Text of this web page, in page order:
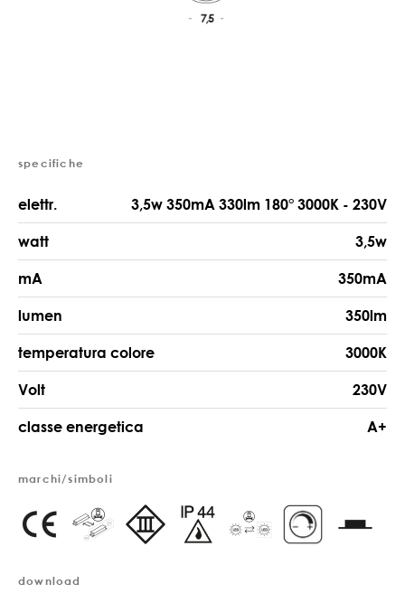
specifiche
elettr. 3,5w 350mA 330lm 180° 3000K - 230V
watt 3,5w
mA 350mA
lumen 350lm
temperatura colore 3000K
Volt 230V
classe energetica A+
marchi/simboli
download